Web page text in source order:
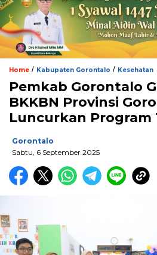
Home / Kabupaten Gorontalo / Kesehatan
Pemkab Gorontalo
BKKBN Provinsi
Luncurkan Program
Gorontalo
Sabtu, 6 September 2025